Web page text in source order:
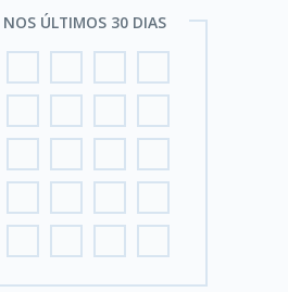
ÚLTIMOS 30 DIAS